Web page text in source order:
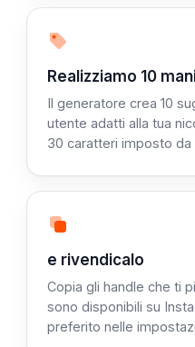
Fase 2:
Realizziamo 10
Il generatore crea 10
utente adatti alla tua
30 caratteri imposto
Fase 3: Copialo
e rivendicalo
Copia gli handle che ti
sono disponibili su
preferito nelle